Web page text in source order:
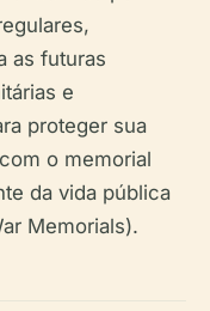
as futuras
e
proteger sua
o memorial
da vida pública
Memorials).